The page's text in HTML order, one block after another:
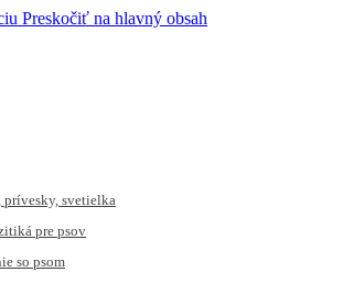
Preskočiť na hlavný obsah
prívesky, svetielka
pre psov
so psom